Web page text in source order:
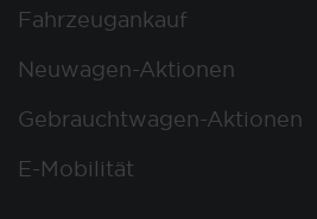
Fahrzeugankauf
Neuwagen-Aktionen
Gebrauchtwagen-Aktionen
E-Mobilität